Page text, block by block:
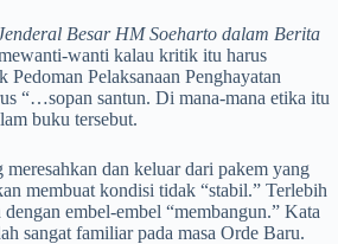
Besar HM Soeharto dalam Berita
wanti kalau kritik itu harus
Pelaksanaan Penghayatan
“…sopan santun. Di mana-mana etika itu
buku tersebut.
dan keluar dari pakem yang
membuat kondisi tidak “stabil.” Terlebih
embel-embel “membangun.” Kata
sangat familiar pada masa Orde Baru.